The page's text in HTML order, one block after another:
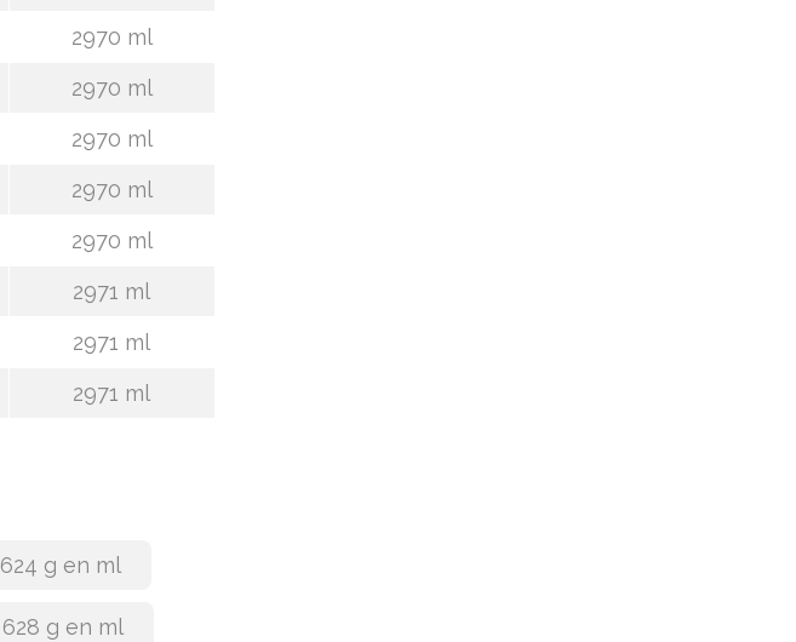
2970 ml
2970 ml
2970 ml
2970 ml
2970 ml
2971 ml
2971 ml
2971 ml
624 g en ml
628 g en ml